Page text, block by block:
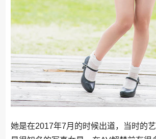
她是在2017年7月的时候出道，当时的